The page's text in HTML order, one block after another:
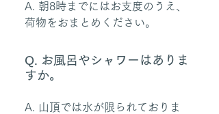
A. 朝8時までにはお支度のうえ、
荷物をおまとめください。
Q. お風呂やシャワーはありま
すか。
A. 山頂では水が限られておりま